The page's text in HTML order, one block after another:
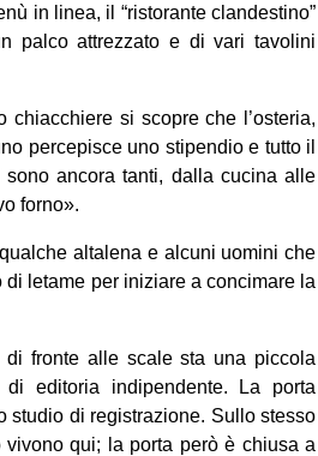
in linea, il “ristorante clandestino”
palco attrezzato e di vari tavolini
chiacchiere si scopre che l’osteria,
percepisce uno stipendio e tutto il
sono ancora tanti, dalla cucina alle
forno».
altalena e alcuni uomini che
letame per iniziare a concimare la
fronte alle scale sta una piccola
editoria indipendente. La porta
studio di registrazione. Sullo stesso
qui; la porta però è chiusa a